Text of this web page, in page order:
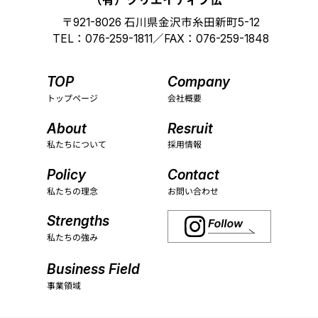
〒921-8026 石川県金沢市糸田新町5-12
TEL：076-259-1811／FAX：076-259-1848
TOP
トップページ
About
私たちについて
Policy
私たちの理念
Strengths
私たちの強み
Business Field
事業領域
Company
会社概要
Resruit
採用情報
Contact
お問い合わせ